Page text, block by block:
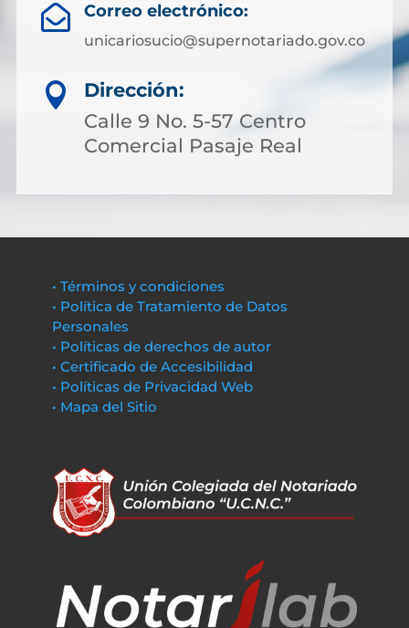
 Correo electrónico:
unicariosucio@supernotariado.gov.co

Dirección:
Calle 9 No. 5-57 Centro
Comercial Pasaje Real
• Términos y condiciones
• Política de Tratamiento de Datos
Personales
• Políticas de derechos de autor
• Certificado de Accesibilidad
• Políticas de Privacidad Web
• Mapa del Sitio